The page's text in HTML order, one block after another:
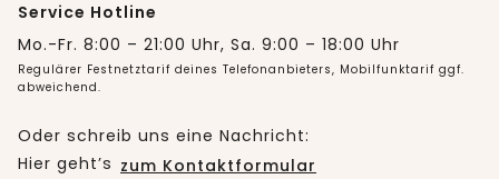
Service Hotline
Mo.-Fr. 8:00 – 21:00 Uhr, Sa. 9:00 – 18:00 Uhr
Regulärer Festnetztarif deines Telefonanbieters, Mobilfunktarif ggf.
abweichend.
Oder schreib uns eine Nachricht:
Hier geht’s zum Kontaktformular